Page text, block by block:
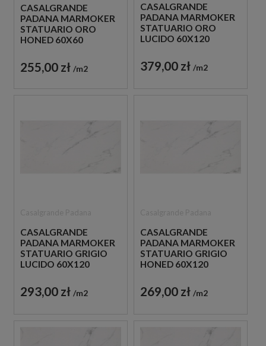
CASALGRANDE
PADANA MARMOKER
STATUARIO ORO
HONED 60X60
255,00 zł m2
CASALGRANDE
PADANA MARMOKER
STATUARIO ORO
LUCIDO 60X120
379,00 zł m2
CASALGRANDE
PADANA MARMOKER
STATUARIO GRIGIO
LUCIDO 60X120
293,00 zł m2
CASALGRANDE
PADANA MARMOKER
STATUARIO GRIGIO
HONED 60X120
269,00 zł m2